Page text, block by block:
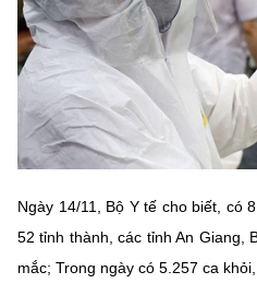
Sở hữu trí tuệ
Tiêu chuẩn, đo lường, chất
Năng lượng nguyên tử
Tin địa phương
Lấy ý kiến người dân về
Khoa học và Công nghệ
Đổi mới sáng tạo
Chuyển đổi số
Sở hữu trí tuệ
Multimedia
THƯ ĐIỆN TỬ
Khác
Videos
Infographic
Ảnh
Ngày 14/11, Bộ Y tế cho biết, có
52 tỉnh thành, các tỉnh An Giang,
mắc; Trong ngày có 5.257 ca